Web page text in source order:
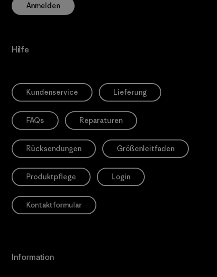
Anmelden
Hilfe
Kundenservice Lieferung
FAQs Reparaturen
Rücksendungen Größenleitfaden
Produktpflege Login
Kontaktformular
Information